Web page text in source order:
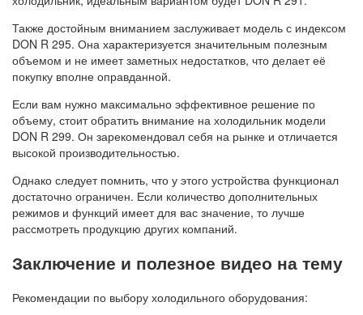
Также достойным вниманием заслуживает модель с индексом
DON R 295. Она характеризуется значительным полезным
объемом и не имеет заметных недостатков, что делает её
покупку вполне оправданной.
Если вам нужно максимально эффективное решение по
объему, стоит обратить внимание на холодильник модели
DON R 299. Он зарекомендовал себя на рынке и отличается
высокой производительностью.
Однако следует помнить, что у этого устройства функционал
достаточно ограничен. Если количество дополнительных
режимов и функций имеет для вас значение, то лучше
рассмотреть продукцию других компаний.
Заключение и полезное видео на тему
Рекомендации по выбору холодильного оборудования: